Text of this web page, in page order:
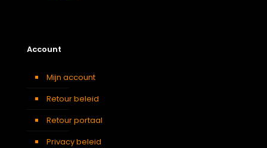
Account
Mijn account
Retour beleid
Retour portaal
Privacy beleid